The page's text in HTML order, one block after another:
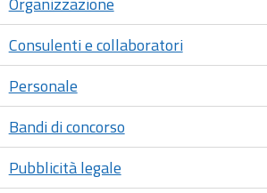
Consulenti e collaboratori
Personale
Bandi di concorso
Pubblicità legale